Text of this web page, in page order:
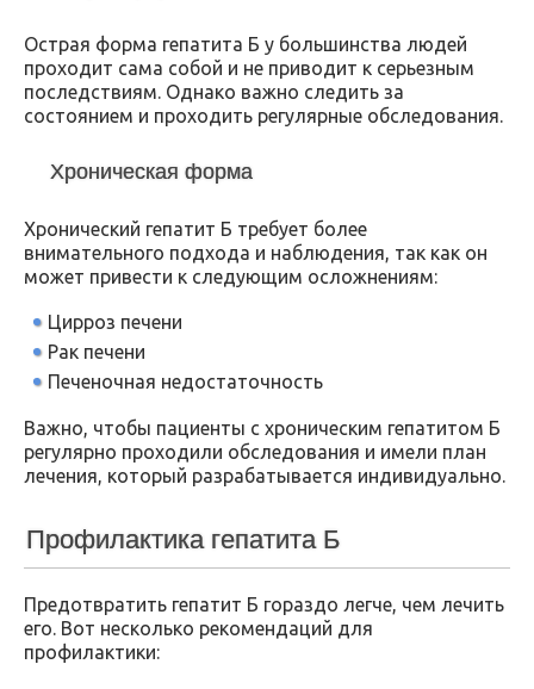
Острая форма гепатита Б у большинства людей
проходит сама собой и не приводит к серьезным
последствиям. Однако важно следить за
состоянием и проходить регулярные обследования.
Хроническая форма
Хронический гепатит Б требует более
внимательного подхода и наблюдения, так как он
может привести к следующим осложнениям:
Цирроз печени
Рак печени
Печеночная недостаточность
Важно, чтобы пациенты с хроническим гепатитом Б
регулярно проходили обследования и имели план
лечения, который разрабатывается индивидуально.
Профилактика гепатита Б
Предотвратить гепатит Б гораздо легче, чем лечить
его. Вот несколько рекомендаций для
профилактики: